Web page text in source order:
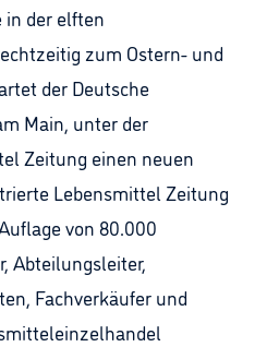
in der elften
zum Ostern- und
der Deutsche
Main, unter der
Zeitung einen neuen
Lebensmittel Zeitung
von 80.000
Abteilungsleiter,
Fachverkäufer und